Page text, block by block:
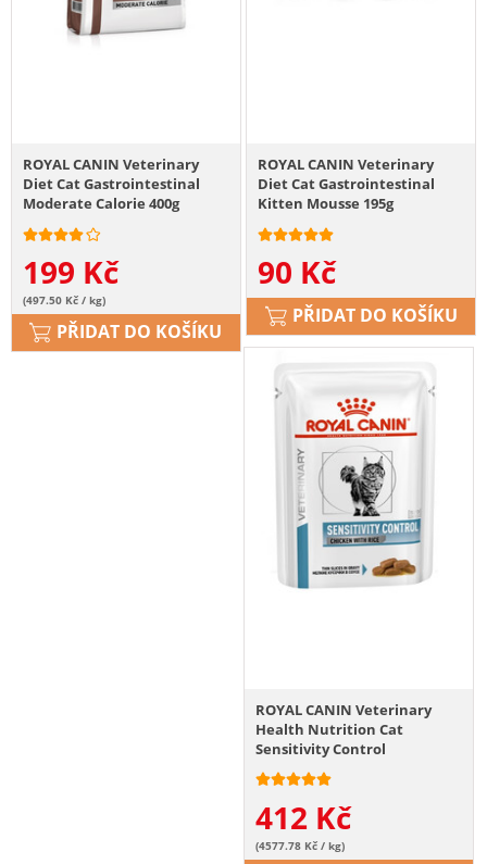
ROYAL CANIN Veterinary
Diet Cat Gastrointestinal
Moderate Calorie 400g
199 Kč
(497.50 Kč / kg)
PŘIDAT DO KOŠÍKU
ROYAL CANIN Veterinary
Diet Cat Gastrointestinal
Kitten Mousse 195g
90 Kč
PŘIDAT DO KOŠÍKU
ROYAL CANIN Veterinary
Health Nutrition Cat
Sensitivity Control
Chicken&Rice Pouch 12x85 g
412 Kč
(4577.78 Kč / kg)